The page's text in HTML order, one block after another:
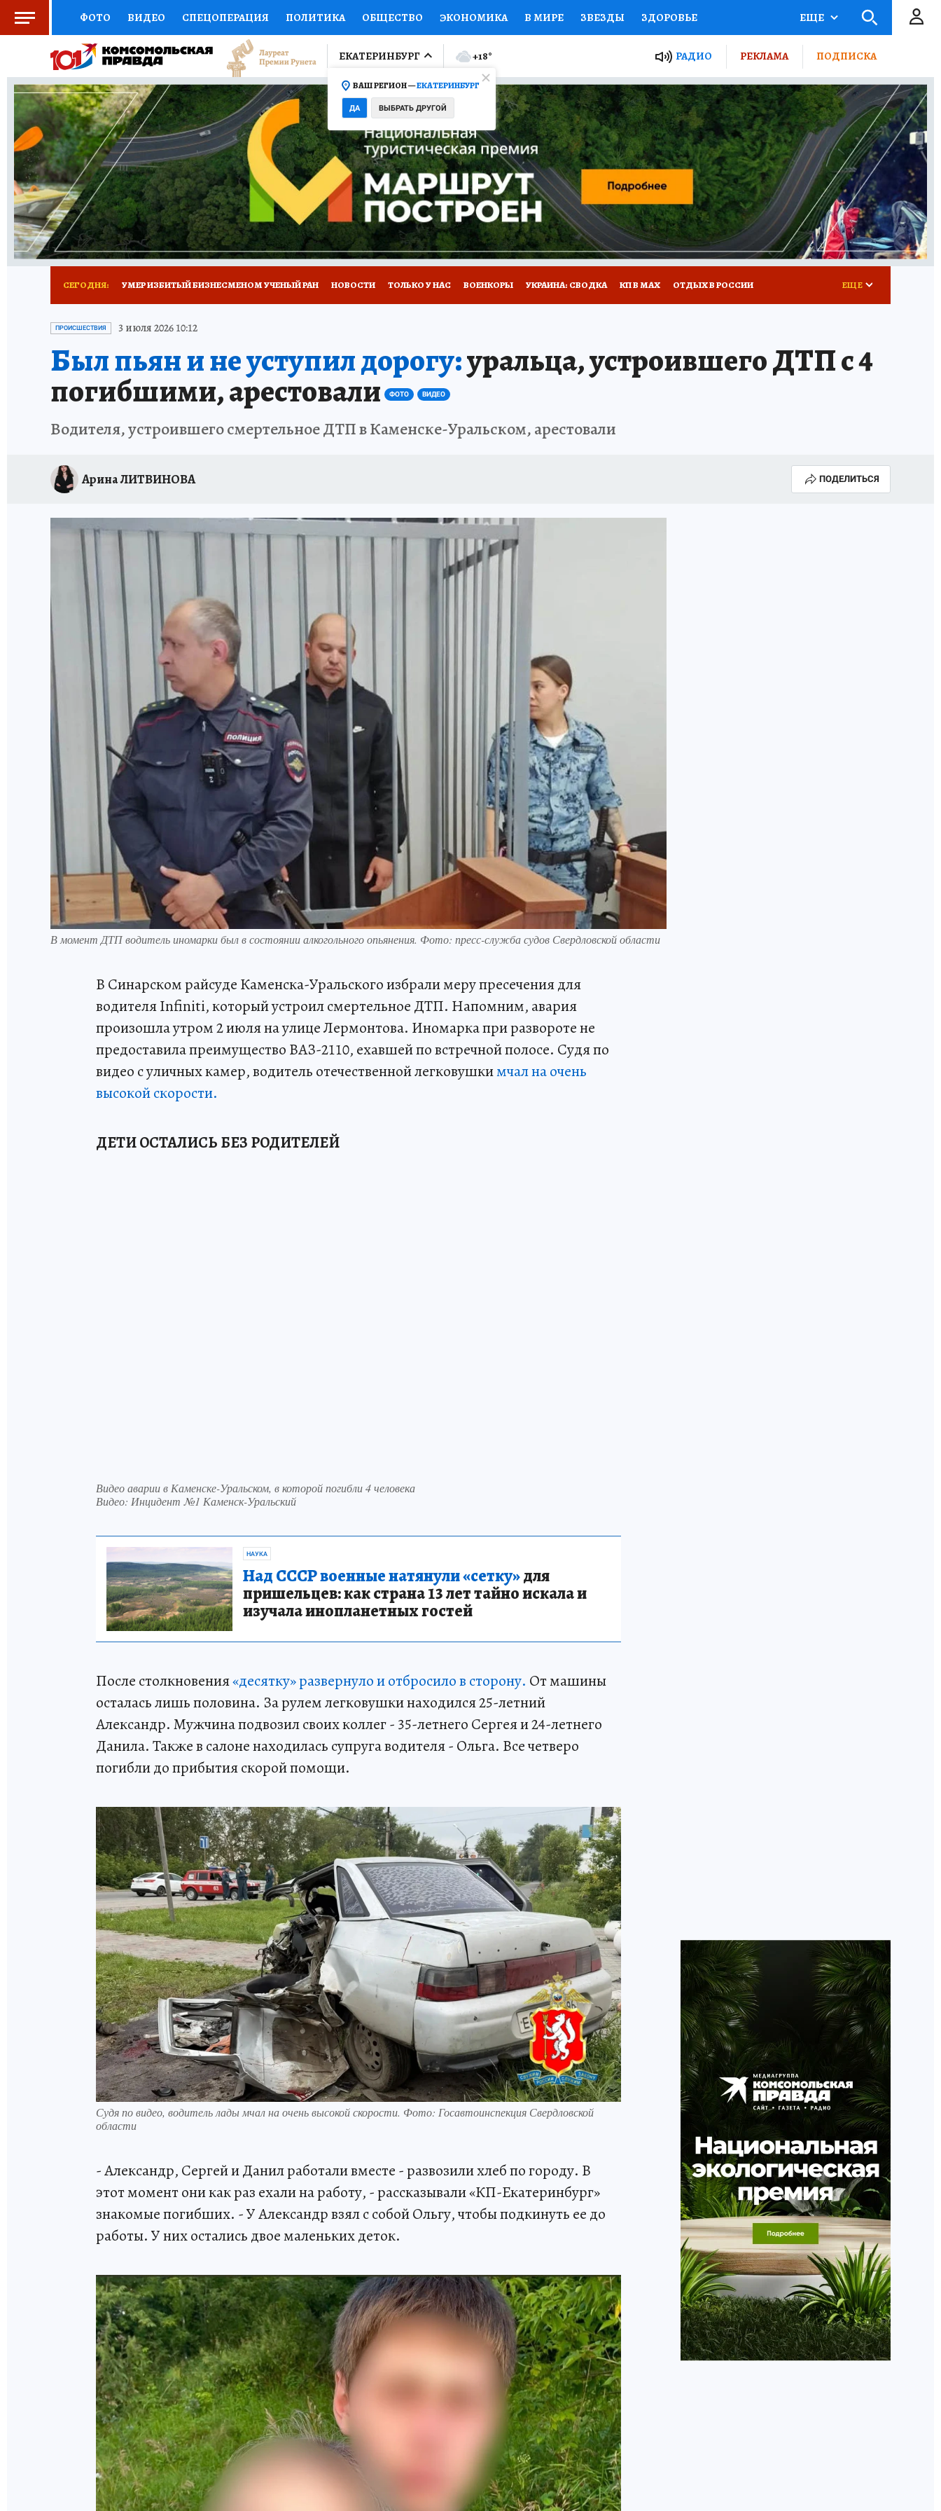
ФОТО ВИДЕО СПЕЦОПЕРАЦИЯ ПОЛИТИКА ОБЩЕСТВО ЭКОНОМИКА В МИРЕ ЗВЕЗДЫ ЗДОРОВЬЕ
СОЦПОДДЕРЖКА НАУКА СПОРТ КОЛУМНИСТЫ ПРОИСШЕСТВИЯ НАЦИОНАЛЬНЫЕ ПРОЕКТЫ РОССИИ
ВЫБОР ЭКСПЕРТОВ ДОКТОР ФИНАНСЫ ОТКРЫВАЕМ МИР Я ЗНАЮ СЕМЬЯ ЖЕНСКИЕ СЕКРЕТЫ ПУТЕВОДИТЕЛЬ
КНИЖНАЯ ПОЛКА ПРОГНОЗЫ НА СПОРТ ПРОМОКОДЫ СЕРИАЛЫ СПЕЦПРОЕКТЫ ДЕФИЦИТ ЖЕЛЕЗА ТУРИЗМ
ПРЕСС-ЦЕНТР НЕДВИЖИМОСТЬ ТЕЛЕВИЗОР КОЛЛЕКЦИИ КОНКУРСЫ РАБОТА У НАС ГИД ПОТРЕБИТЕЛЯ ВСЕ О КП
РАДИО КП ТЕСТЫ НОВОЕ НА САЙТЕ
ЕЩЕ
ЕКАТЕРИНБУРГ
ВАШ РЕГИОН —ЕКАТЕРИНБУРГ
ДА ВЫБРАТЬ ДРУГОЙ
+18° РАДИО РЕКЛАМА ПОДПИСКА
СЕГОДНЯ: УМЕР ИЗБИТЫЙ БИЗНЕСМЕНОМ УЧЕНЫЙ РАН НОВОСТИ ТОЛЬКО У НАС ВОЕНКОРЫ УКРАИНА: СВОДКА КП В МАХ ОТДЫХ В РОССИИ
ЗАПОВЕДНАЯ РОССИЯ
ЕЩЕ
ПРОИСШЕСТВИЯ 3 июля 2026 10:12
Был пьян и не уступил дорогу:уральца, устроившего ДТП с 4
погибшими, арестовали ФОТО ВИДЕО
Водителя, устроившего смертельное ДТП в Каменске-Уральском, арестовали
Арина ЛИТВИНОВА ПОДЕЛИТЬСЯ
В момент ДТП водитель иномарки был в состоянии алкогольного опьянения. Фото: пресс-служба судов Свердловской области
В Синарском райсуде Каменска-Уральского избрали меру пресечения для
водителя Infiniti, который устроил смертельное ДТП. Напомним, авария
произошла утром 2 июля на улице Лермонтова. Иномарка при развороте не
предоставила преимущество ВАЗ-2110, ехавшей по встречной полосе. Судя по
видео с уличных камер, водитель отечественной легковушкимчал на очень
высокой скорости.
ДЕТИ ОСТАЛИСЬ БЕЗ РОДИТЕЛЕЙ
Видео аварии в Каменске-Уральском, в которой погибли 4 человека
Видео: Инцидент №1 Каменск-Уральский
НАУКА
Над СССР военные натянули «сетку»для
пришельцев: как страна 13 лет тайно искала и
изучала инопланетных гостей
После столкновения«десятку» развернуло и отбросило в сторону. От машины
осталась лишь половина. За рулем легковушки находился 25-летний
Александр. Мужчина подвозил своих коллег - 35-летнего Сергея и 24-летнего
Данила. Также в салоне находилась супруга водителя - Ольга. Все четверо
погибли до прибытия скорой помощи.
Судя по видео, водитель лады мчал на очень высокой скорости. Фото: Госавтоинспекция Свердловской
области
- Александр, Сергей и Данил работали вместе - развозили хлеб по городу. В
этот момент они как раз ехали на работу, - рассказывали «КП-Екатеринбург»
знакомые погибших. - У Александр взял с собой Ольгу, чтобы подкинуть ее до
работы. У них остались двое маленьких деток.